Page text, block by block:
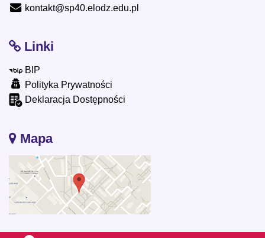
kontakt@sp40.elodz.edu.pl
Linki
BIP
Polityka Prywatności
Deklaracja Dostępności
Mapa